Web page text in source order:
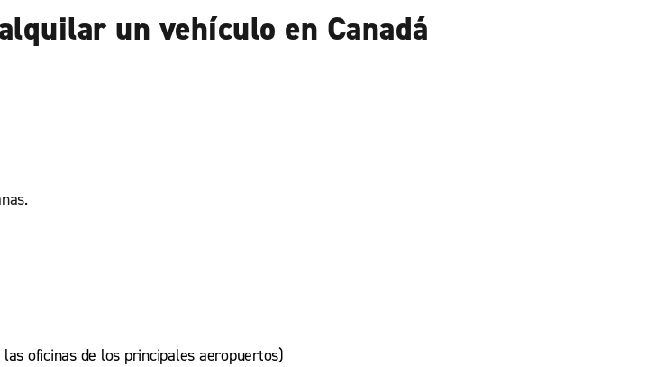
un vehículo en Canadá
oficinas de los principales aeropuertos)